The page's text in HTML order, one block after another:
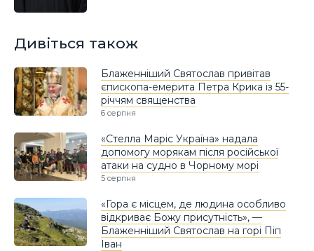
Дивіться також
Блаженніший Святослав привітав
єпископа-емерита Петра Крика із 55-
річчям священства
6 серпня
«Стелла Маріс Україна» надала
допомогу морякам після російської
атаки на судно в Чорному морі
5 серпня
«Гора є місцем, де людина особливо
відкриває Божу присутність», —
Блаженніший Святослав на горі Піп
Іван